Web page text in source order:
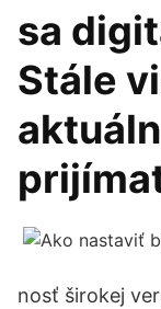
sa
Stále
nosť širokej